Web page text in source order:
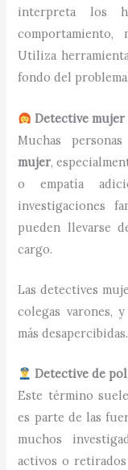
interpreta los
comportamiento,
Utiliza
fondo del problema.
Detective mujer
Muchas
mujer,
o empatía
investigaciones
pueden llevarse
cargo.
Las detectives
colegas varones,
más desapercibidas.
Detective de
Este término
es parte de las
muchos
activos o